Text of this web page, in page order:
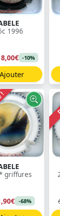
1996
-10%
Ajouter
!
griffures
-68%